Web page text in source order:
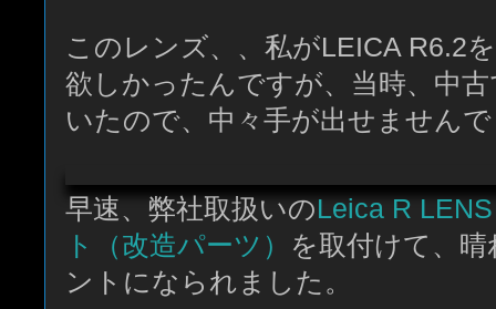
このレンズ、、私がLEICA R6.2
欲しかったんですが、当時、中
いたので、中々手が出せません
早速、弊社取扱いのLeica R
ト（改造パーツ）
を取付けて、
ントになられました。